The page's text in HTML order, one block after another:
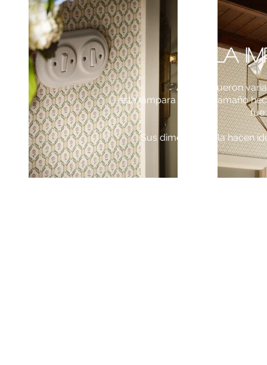
- LA
Aunque fueron
esta lámpara de gran tamaño
fue
Sus dimensiones la hacen